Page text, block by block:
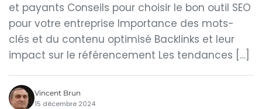
et payants Conseils pour choisir le bon outil SEO
pour votre entreprise Importance des mots-
clés et du contenu optimisé Backlinks et leur
impact sur le référencement Les tendances […]
Vincent Brun
15 décembre 2024